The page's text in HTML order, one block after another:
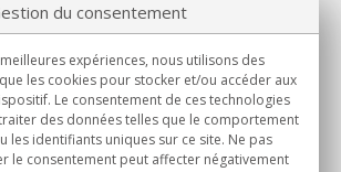
du consentement
expériences, nous utilisons des
les cookies pour stocker et/ou accéder aux
Le consentement de ces technologies
des données telles que le comportement
les identifiants uniques sur ce site. Ne pas
le consentement peut affecter négativement